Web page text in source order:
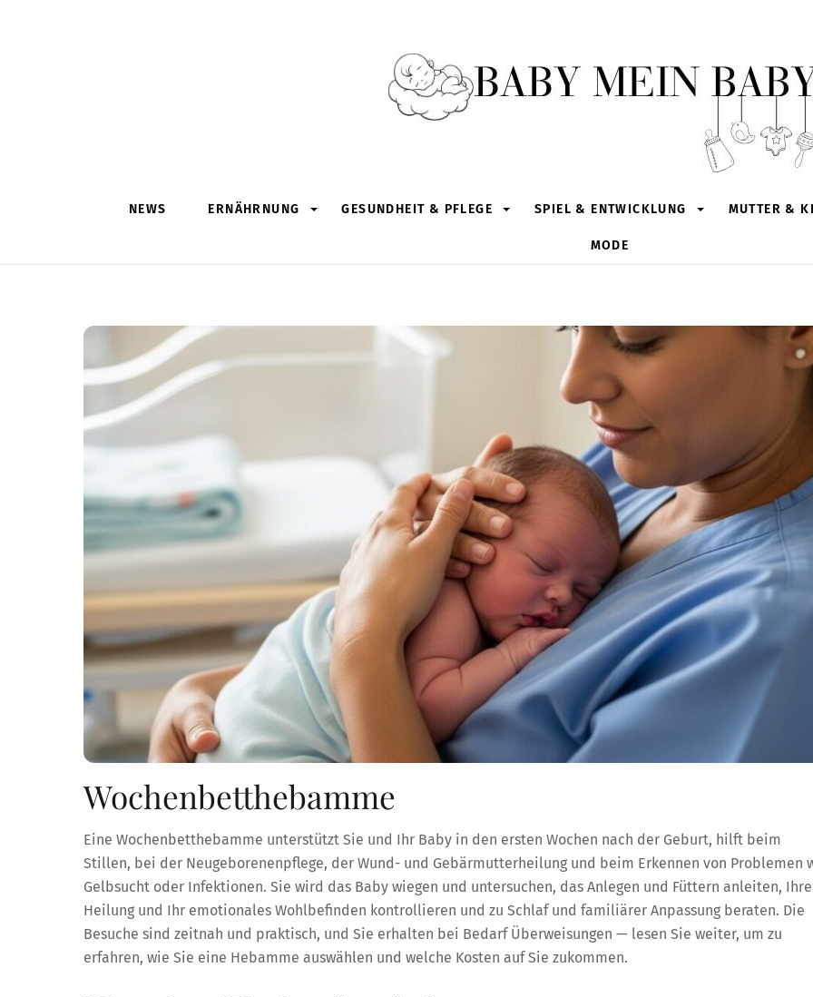
NEWS ERNÄHRNUNG GESUNDHEIT & PFLEGE SPIEL & ENTWICKLUNG MUTTER &
MODE
Wochenbetthebamme
Eine Wochenbetthebamme unterstützt Sie und Ihr Baby in den ersten Wochen nach der Geburt, hilft beim
Stillen, bei der Neugeborenenpflege, der Wund- und Gebärmutterheilung und beim Erkennen von Problemen
Gelbsucht oder Infektionen. Sie wird das Baby wiegen und untersuchen, das Anlegen und Füttern anleiten, Ihre
Heilung und Ihr emotionales Wohlbefinden kontrollieren und zu Schlaf und familiärer Anpassung beraten. Die
Besuche sind zeitnah und praktisch, und Sie erhalten bei Bedarf Überweisungen — lesen Sie weiter, um zu
erfahren, wie Sie eine Hebamme auswählen und welche Kosten auf Sie zukommen.